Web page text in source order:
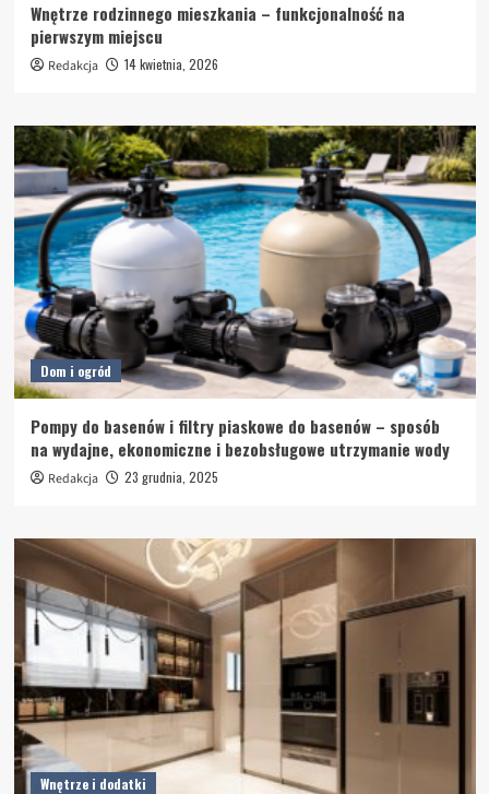
Wnętrze rodzinnego mieszkania – funkcjonalność na
pierwszym miejscu
Redakcja 14 kwietnia, 2026
Dom i ogród
Pompy do basenów i filtry piaskowe do basenów – sposób
na wydajne, ekonomiczne i bezobsługowe utrzymanie wody
Redakcja 23 grudnia, 2025
Wnętrze i dodatki